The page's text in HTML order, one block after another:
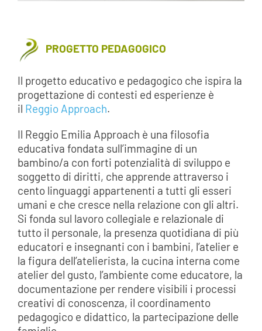
PROGETTO PEDAGOGICO
Il progetto educativo e pedagogico che ispira la
progettazione di contesti ed esperienze è
il Reggio Approach.
Il Reggio Emilia Approach è una filosofia
educativa fondata sull’immagine di un
bambino/a con forti potenzialità di sviluppo e
soggetto di diritti, che apprende attraverso i
cento linguaggi appartenenti a tutti gli esseri
umani e che cresce nella relazione con gli altri.
Si fonda sul lavoro collegiale e relazionale di
tutto il personale, la presenza quotidiana di più
educatori e insegnanti con i bambini, l’atelier e
la figura dell’atelierista, la cucina interna come
atelier del gusto, l’ambiente come educatore, la
documentazione per rendere visibili i processi
creativi di conoscenza, il coordinamento
pedagogico e didattico, la partecipazione delle